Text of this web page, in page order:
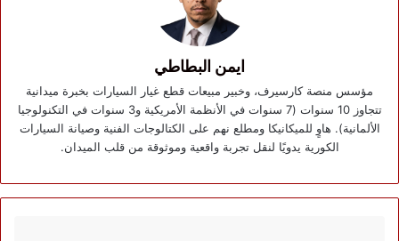
ايمن البطاطي
مؤسس منصة كارسيرف، وخبير مبيعات قطع غيار السيارات بخبرة ميدانية
تتجاوز 10 سنوات (7 سنوات في الأنظمة الأمريكية و3 سنوات في التكنولوجيا
الألمانية). هاوٍ للميكانيكا ومطلع نهم على الكتالوجات الفنية وصيانة السيارات
الكورية يدويًا لنقل تجربة واقعية وموثوقة من قلب الميدان.